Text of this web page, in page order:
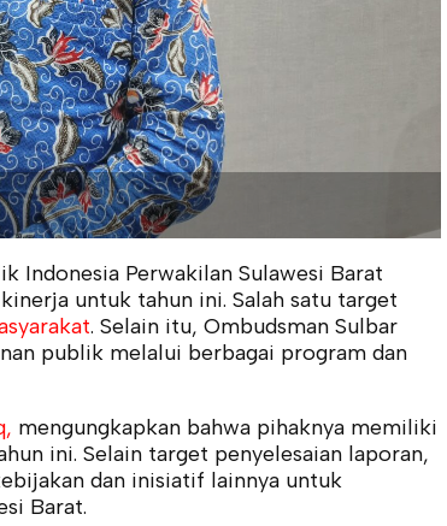
Indonesia Perwakilan Sulawesi Barat
untuk tahun ini. Salah satu target
. Selain itu, Ombudsman Sulbar
publik melalui berbagai program dan
mengungkapkan bahwa pihaknya memiliki
ini. Selain target penyelesaian laporan,
dan inisiatif lainnya untuk
Barat.